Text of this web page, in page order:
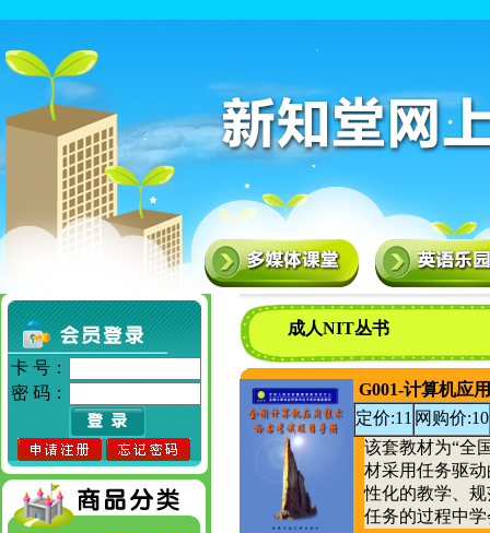
卡 号：
密 码：
成人NIT丛书
G001-计算机应
定价:11 网购价:10
该套教材为“全
材采用任务驱
性化的教学、
任务的过程中